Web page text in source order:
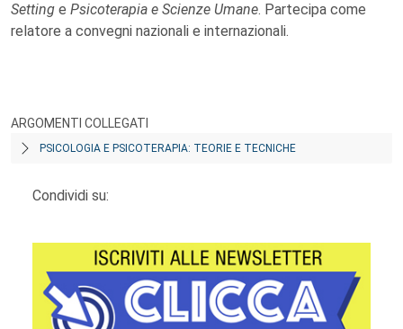
Setting e Psicoterapia e Scienze Umane. Partecipa come
relatore a convegni nazionali e internazionali.
ARGOMENTI COLLEGATI
PSICOLOGIA E PSICOTERAPIA: TEORIE E TECNICHE
Condividi su: